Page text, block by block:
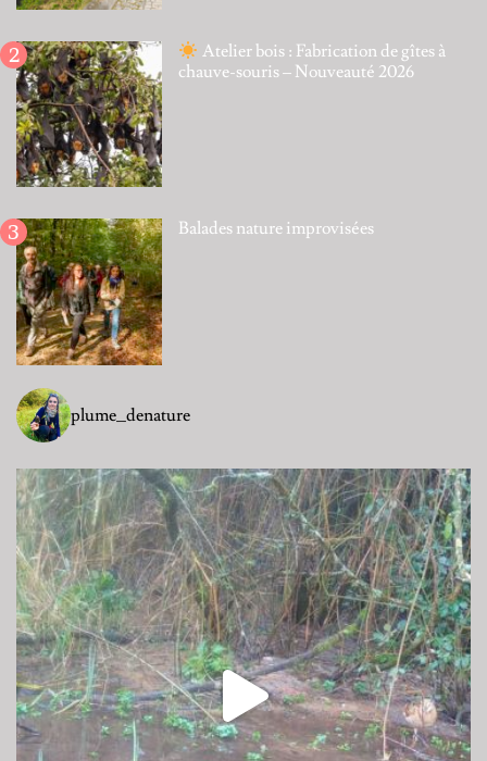
Atelier bois : Fabrication de gîtes à
chauve-souris – Nouveauté 2026
Balades nature improvisées
plume_denature